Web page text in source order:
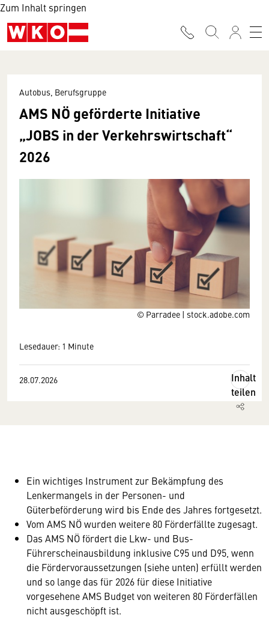
Zum Inhalt springen
© Parradee | stock.adobe.com
Autobus, Berufsgruppe
AMS NÖ geförderte Initiative
„JOBS in der Verkehrswirtschaft“
2026
Lesedauer: 1 Minute
28.07.2026
Inhalt
teilen
Ein wichtiges Instrument zur Bekämpfung des
Lenkermangels in der Personen- und
Güterbeförderung wird bis Ende des Jahres fortgesetzt.
Vom AMS NÖ wurden weitere 80 Förderfällte zugesagt.
Das AMS NÖ fördert die Lkw- und Bus-
Führerscheinausbildung inklusive C95 und D95, wenn
die Fördervoraussetzungen (siehe unten) erfüllt werden
und so lange das für 2026 für diese Initiative
vorgesehene AMS Budget von weiteren 80 Förderfällen
nicht ausgeschöpft ist.